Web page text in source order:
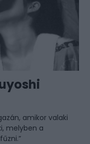
amikor valaki
melyben a